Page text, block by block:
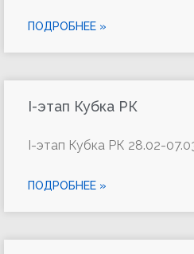
ПОДРОБНЕЕ »
I-этап Кубка РК
I-этап Кубка РК 28.02-
ПОДРОБНЕЕ »